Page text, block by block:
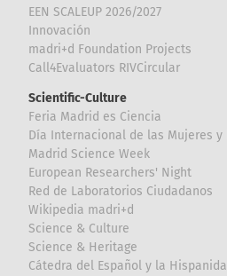
EEN SCALEUP 2026/2027
Innovación
madri+d Foundation Projects
Call4Evaluators RIVCircular
Scientific-Culture
Feria Madrid es Ciencia
Día Internacional de las Mujeres
Madrid Science Week
European Researchers' Night
Red de Laboratorios Ciudadanos
Wikipedia madri+d
Science & Culture
Science & Heritage
Cátedra del Español y la